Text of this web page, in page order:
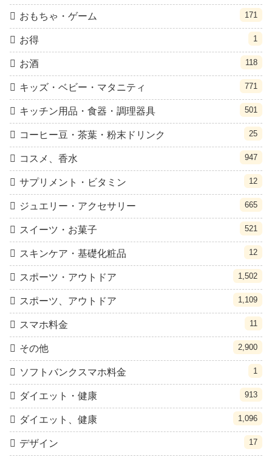
おもちゃ・ゲーム 171
お得 1
お酒 118
キッズ・ベビー・マタニティ 771
キッチン用品・食器・調理器具 501
コーヒー豆・茶葉・粉末ドリンク 25
コスメ、香水 947
サプリメント・ビタミン 12
ジュエリー・アクセサリー 665
スイーツ・お菓子 521
スキンケア・基礎化粧品 12
スポーツ・アウトドア 1,502
スポーツ、アウトドア 1,109
スマホ料金 11
その他 2,900
ソフトバンクスマホ料金 1
ダイエット・健康 913
ダイエット、健康 1,096
デザイン 17